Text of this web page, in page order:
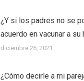
¿Y si los padres no se
acuerdo en vacunar a su
diciembre 26, 2021
¿Cómo decirle a mi